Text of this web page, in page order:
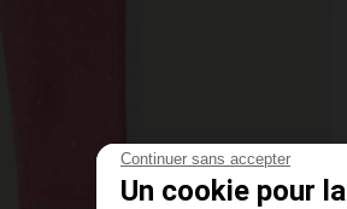
Continuer sans accepter
Un cookie pour la